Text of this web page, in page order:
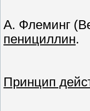
А. Флеминг
пенициллин.
Принцип